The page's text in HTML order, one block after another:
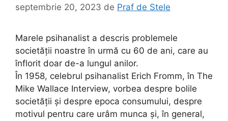
septembrie 20, 2023 de Praf de Stele
Marele psihanalist a descris problemele
societății noastre în urmă cu 60 de ani, care au
înflorit doar de-a lungul anilor.
În 1958, celebrul psihanalist Erich Fromm, în The
Mike Wallace Interview, vorbea despre bolile
societății și despre epoca consumului, despre
motivul pentru care urâm munca și, în general,